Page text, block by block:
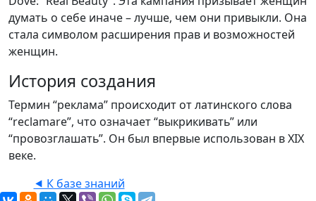
думать о себе иначе – лучше, чем они привыкли. Она
стала символом расширения прав и возможностей
женщин.
История создания
Термин “реклама” происходит от латинского слова
“reclamare”, что означает “выкрикивать” или
“провозглашать”. Он был впервые использован в XIX
веке.
⯇ К базе знаний